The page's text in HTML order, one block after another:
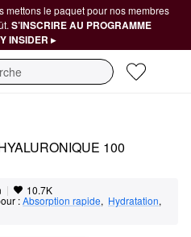
mettons le paquet pour nos membres
S’INSCRIRE AU PROGRAMME
INSIDER ▸
100
| 10.7K
:Absorption rapide, Hydratation,